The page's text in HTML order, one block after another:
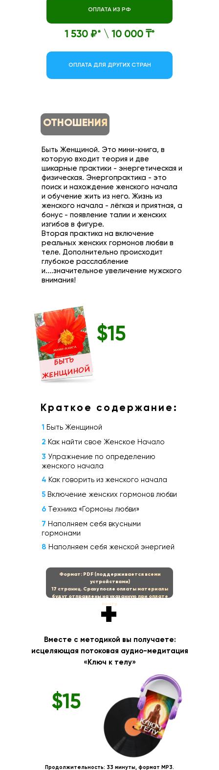
ОПЛАТА ДЛЯ ДРУГИХ СТРАН
1 530 ₽* \ 10 000 ₸*
ОПЛАТА ИЗ РФ
+
Вместе с методикой вы получаете:
исцеляющая потоковая аудио-медитация
« Ключ к телу»
Продолжительность: 33 минуты, формат MP3.
Формат: PDF (поддерживается всеми
устройствами)
17 страниц. Сразу после оплаты материалы
будут отправлены на указанную при оплате
почту.
ОТНОШЕНИЯ
Быть Женщиной. Это мини-книга, в
которую входит теория и две
шикарные практики - энергетическая и
физическая. Энергопрактика - это
поиск и нахождение женского начала
и обучение жить из него. Жизнь из
женского начала - лёгкая и приятная, а
бонус - появление талии и женских
изгибов в фигуре.
Вторая практика на включение
реальных женских гормонов любви в
теле. Дополнительно происходит
глубокое расслабление
и....значительное увеличение мужского
внимания!
1 Быть Женщиной
2 Как найти свое Женское Начало
3 Упражнение по определению
женского начала
4 Как говорить из женского начала
5 Включение женских гормонов любви
6 Техника «Гормоны любви»
Краткое содержание:
7 Наполняем себя вкусными
гормонами
8 Наполняем себя женской энергией
$15
$15